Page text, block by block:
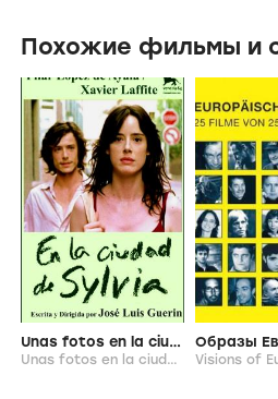
Похожие фильмы и
Unas fotos en la ciudad de Sylvia
Unas fotos en la ciudad de Sylvia,
Образы
Visions of